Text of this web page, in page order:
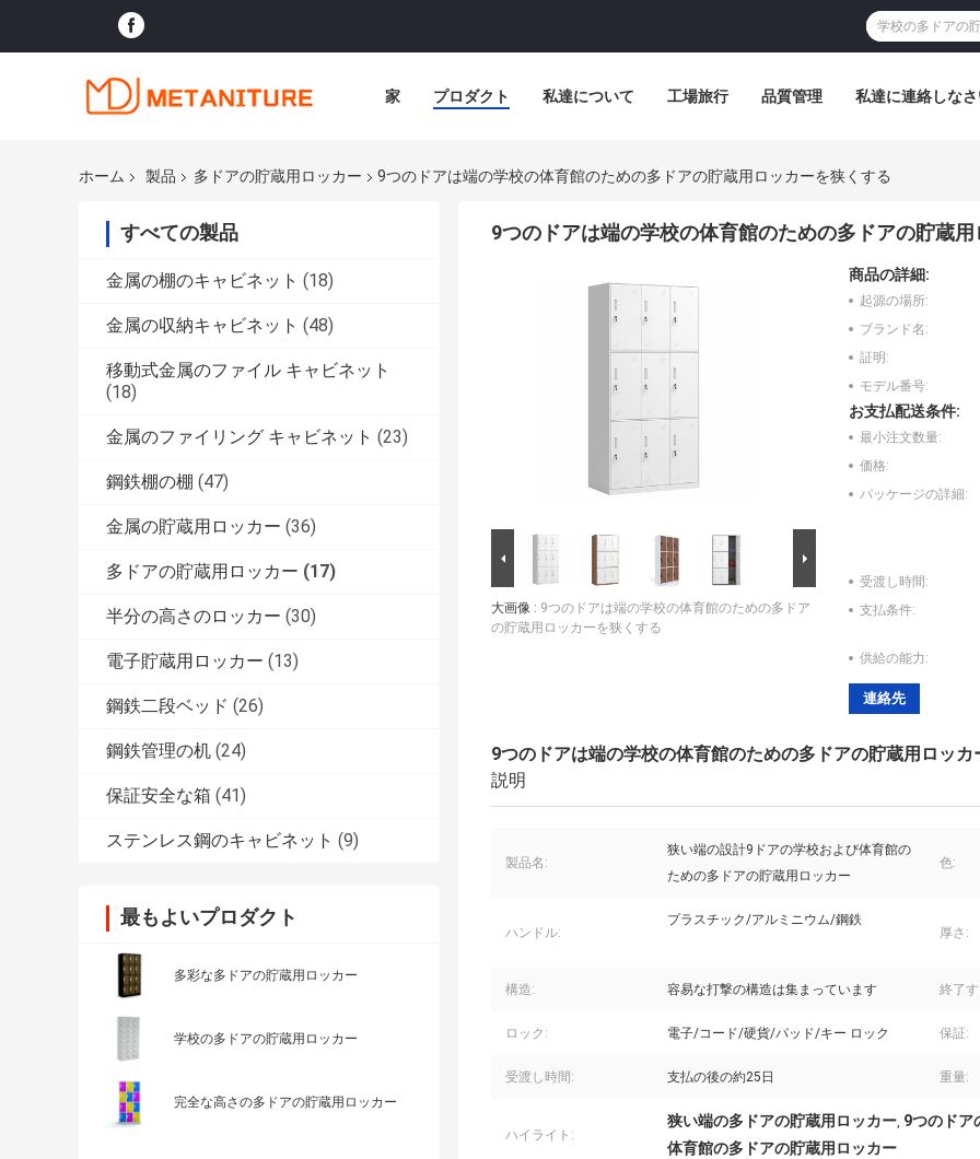
家 プロダクト 私達について 工場旅行 品質管理 私達に連絡しな
ホーム 製品 多ドアの貯蔵用ロッカー 9つのドアは端の学校の体育館のための多ドアの貯蔵用ロッカーを狭くする
すべての製品
金属の棚のキャビネット (18)
金属の収納キャビネット (48)
移動式金属のファイル キャビネット
(18)
金属のファイリング キャビネット (23)
鋼鉄棚の棚 (47)
金属の貯蔵用ロッカー (36)
多ドアの貯蔵用ロッカー (17)
半分の高さのロッカー (30)
電子貯蔵用ロッカー (13)
鋼鉄二段ベッド (26)
鋼鉄管理の机 (24)
保証安全な箱 (41)
ステンレス鋼のキャビネット (9)
最もよいプロダクト
多彩な多ドアの貯蔵用ロッカー
学校の多ドアの貯蔵用ロッカー
完全な高さの多ドアの貯蔵用ロッカー
9つのドアは端の学校の体育館のための多ドアの貯蔵
大画像 : 9つのドアは端の学校の体育館のための多ドア
の貯蔵用ロッカーを狭くする
商品の詳細:
起源の場所:
ブランド名:
証明:
モデル番号:
お支払配送条件:
最小注文数量:
価格:
パッケージの詳細:
受渡し時間:
支払条件:
供給の能力:
連絡先
9つのドアは端の学校の体育館のための多ドアの貯蔵用ロッカ
説明
製品名:
狭い端の設計9ドアの学校および体育館の
ための多ドアの貯蔵用ロッカー
色:
ハンドル:
プラスチック/アルミニウム/鋼鉄
厚さ:
構造: 容易な打撃の構造は集まっています 終了
ロック: 電子/コード/硬貨/パッド/キー ロック 保証:
受渡し時間: 支払の後の約25日 重量:
ハイライト:
狭い端の多ドアの貯蔵用ロッカー, 9つのドア
体育館の多ドアの貯蔵用ロッカー